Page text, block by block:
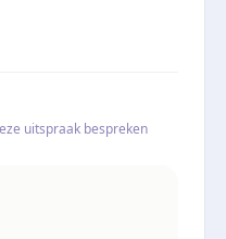
uitspraak bespreken